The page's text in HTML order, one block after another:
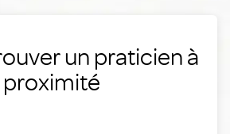
un praticien à
proximité